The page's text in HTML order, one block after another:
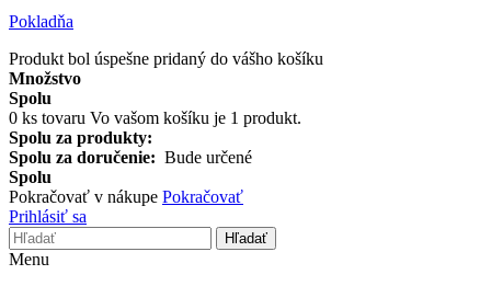
Pokladňa
Produkt bol úspešne pridaný do vášho košíku
Množstvo
Spolu
0 ks tovaru Vo vašom košíku je 1 produkt.
Spolu za produkty:
Spolu za doručenie: Bude určené
Spolu
Pokračovať v nákupe Pokračovať
Prihlásiť sa
Hľadať
Menu